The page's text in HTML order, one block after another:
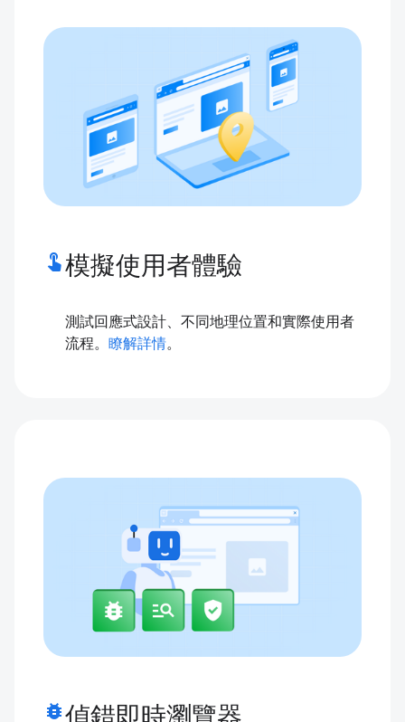
touch_app模擬使用者體驗
測試回應式設計、不同地理位置和實際使用者
流程。 瞭解詳情。
bug_report